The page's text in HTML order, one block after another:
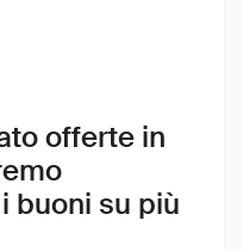
offerte in
buoni su più